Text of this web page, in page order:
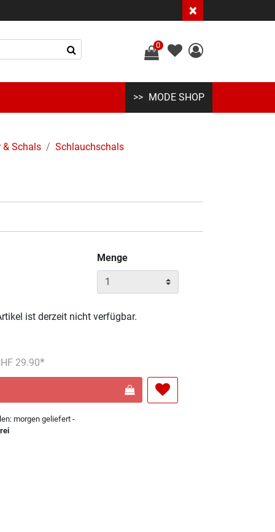
×
0
MODE SHOP
& Schals Schlauchschals
Menge
ist derzeit nicht verfügbar.
von
29.90
An
morgen geliefert -